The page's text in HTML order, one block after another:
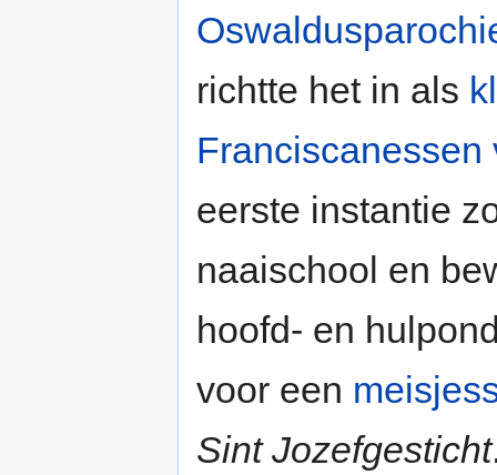
richtte het in als
eerste instantie
naaischool en
hoofd- en
voor een
Sint Jozefgesticht